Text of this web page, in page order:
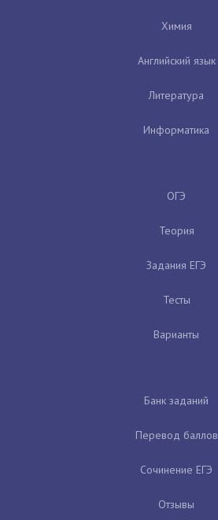
Химия
Английский язык
Литература
Информатика
ОГЭ
Теория
Задания ЕГЭ
Тесты
Варианты
Банк заданий
Перевод баллов
Сочинение ЕГЭ
Отзывы